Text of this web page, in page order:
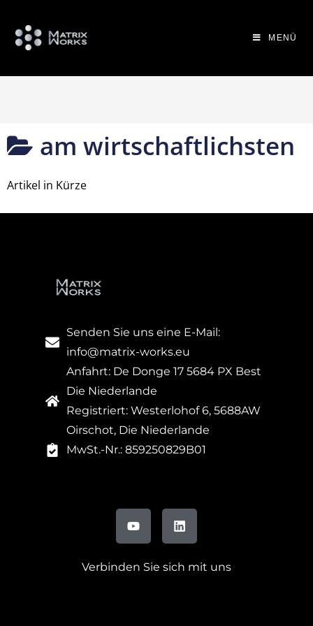
MENÜ
am wirtschaftlichsten
Artikel in Kürze
Senden Sie uns eine E-Mail:
info@matrix-works.eu
Anfahrt: De Donge 17 5684 PX Best
Die Niederlande
Registriert: Westerlohof 6, 5688AW
Oirschot, Die Niederlande
MwSt.-Nr.: 859250829B01
Verbinden Sie sich mit uns